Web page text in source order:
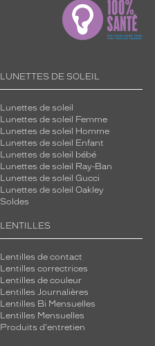
LUNETTES DE SOLEIL
Lunettes de soleil
Lunettes de soleil Femme
Lunettes de soleil Homme
Lunettes de soleil Enfant
Lunettes de soleil bébé
Lunettes de soleil Ray-Ban
Lunettes de soleil Gucci
Lunettes de soleil Oakley
Soldes
LENTILLES
Lentilles de contact
Lentilles correctrices
Lentilles de couleur
Lentilles Journalières
Lentilles Bi Mensuelles
Lentilles Mensuelles
Produits d'entretien